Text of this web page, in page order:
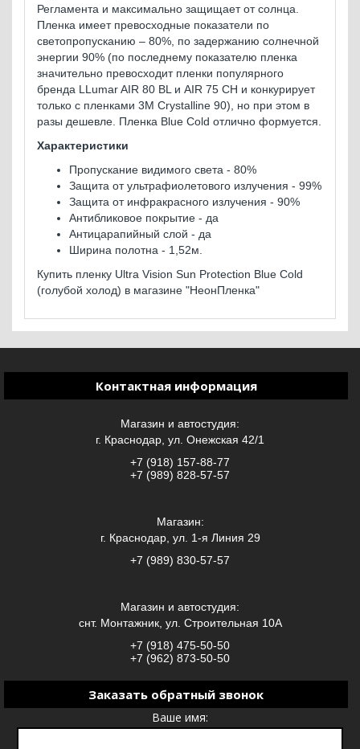
Регламента и максимально защищает от солнца.
Пленка имеет превосходные показатели по
светопропусканию – 80%, по задержанию солнечной
энергии 90% (по последнему показателю пленка
значительно превосходит пленки популярного
бренда LLumar AIR 80 BL и AIR 75 CH и конкурирует
только с пленками 3М Crystalline 90), но при этом в
разы дешевле. Пленка Blue Cold отлично формуется.
Характеристики
Пропускание видимого света - 80%
Защита от ультрафиолетового излучения - 99%
Защита от инфракрасного излучения - 90%
Антибликовое покрытие - да
Антицарапийный слой - да
Ширина полотна - 1,52м.
Купить пленку Ultra Vision Sun Protection Blue Cold
(голубой холод) в магазине "НеонПленка"
Контактная информация
Магазин и автостудия:
г. Краснодар, ул. Онежская 42/1
+7 (918) 157-88-77
+7 (989) 828-57-57
Магазин:
г. Краснодар, ул. 1-я Линия 29
+7 (989) 830-57-57
Магазин и автостудия:
снт. Монтажник, ул. Строительная 10А
+7 (918) 475-50-50
+7 (962) 873-50-50
Заказать обратный звонок
Ваше имя: